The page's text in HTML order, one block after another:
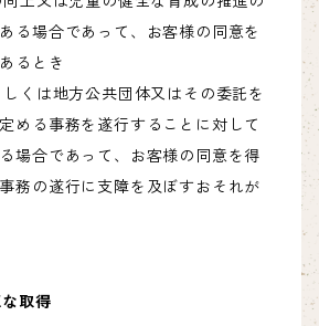
る場合であって、お客様の同意を
るとき
しくは地方公共団体又はその委託を
める事務を遂行することに対して
場合であって、お客様の同意を得
務の遂行に支障を及ぼすおそれが
取得